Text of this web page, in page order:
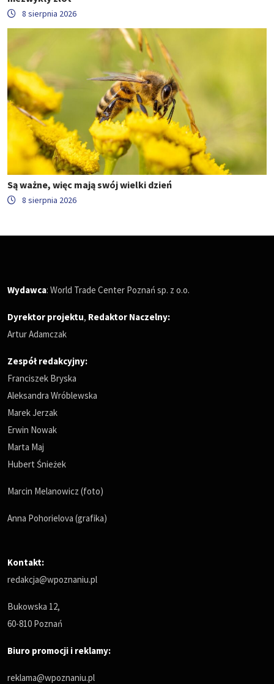
8 sierpnia 2026
Są ważne, więc mają swój wielki dzień
8 sierpnia 2026
Wydawca: World Trade Center Poznań sp. z o.o.
Dyrektor projektu, Redaktor Naczelny:
Artur Adamczak
Zespół redakcyjny:
Franciszek Bryska
Aleksandra Wróblewska
Marek Jerzak
Erwin Nowak
Marta Maj
Hubert Śnieżek
Marcin Melanowicz (foto)
Anna Pohorielova (grafika)
Kontakt:
redakcja@wpoznaniu.pl
Bukowska 12,
60-810 Poznań
Biuro promocji i reklamy:
reklama@wpoznaniu.pl